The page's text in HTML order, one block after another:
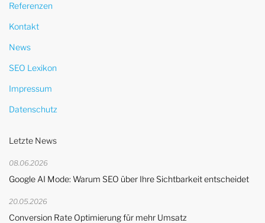
Referenzen
Kontakt
News
SEO Lexikon
Impressum
Datenschutz
Letzte News
08.06.2026
Google AI Mode: Warum SEO über Ihre Sichtbarkeit entscheidet
20.05.2026
Conversion Rate Optimierung für mehr Umsatz